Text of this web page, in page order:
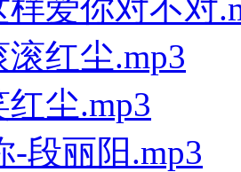
样爱你对不对
红尘.mp3
尘.mp3
-段丽阳.mp3